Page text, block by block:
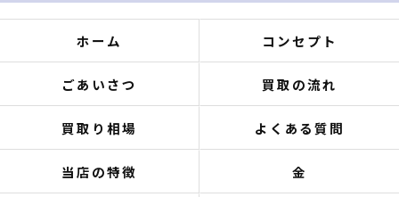
ホーム コンセプト
ごあいさつ 買取の流れ
買取り相場 よくある質問
当店の特徴 金